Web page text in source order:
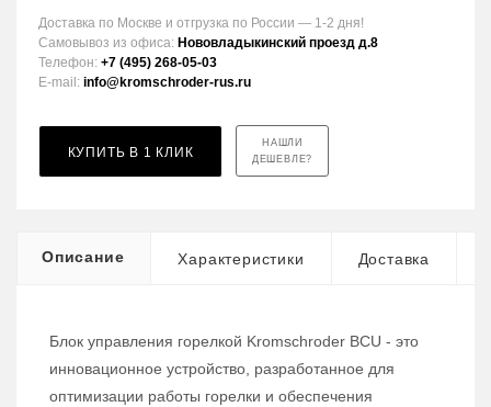
Доставка по Москве и отгрузка по России — 1-2 дня!
Самовывоз из офиса: Нововладыкинский проезд д.8
Телефон: +7 (495) 268-05-03
E-mail: info@kromschroder-rus.ru
КУПИТЬ В 1 КЛИК
НАШЛИ
ДЕШЕВЛЕ?
Описание Характеристики Доставка
Блок управления горелкой Kromschroder BCU - это
инновационное устройство, разработанное для
оптимизации работы горелки и обеспечения